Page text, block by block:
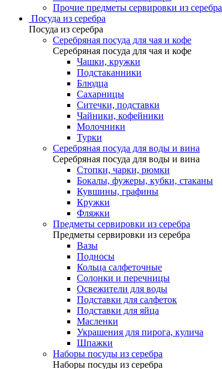
Прочие предметы сервировки из серебра
Посуда из серебра
Посуда из серебра
Серебряная посуда для чая и кофе
Серебряная посуда для чая и кофе
Чашки, кружки
Подстаканники
Блюдца
Сахарницы
Ситечки, подставки
Чайники, кофейники
Молочники
Турки
Серебряная посуда для воды и вина
Серебряная посуда для воды и вина
Стопки, чарки, рюмки
Бокалы, фужеры, кубки, стаканы
Кувшины, графины
Кружки
Фляжки
Предметы сервировки из серебра
Предметы сервировки из серебра
Вазы
Подносы
Кольца салфеточные
Солонки и перечницы
Освежители для воды
Подставки для салфеток
Подставки для яйца
Масленки
Украшения для пирога, кулича
Шпажки
Наборы посуды из серебра
Наборы посуды из серебра